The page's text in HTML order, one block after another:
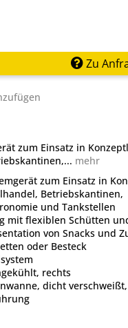
Zu
zum Einsatz in
mehr
zum Einsatz in
Betriebskantinen,
und Tankstellen
mit flexiblen Schütten
von Snacks und
oder Besteck
rechts
dicht